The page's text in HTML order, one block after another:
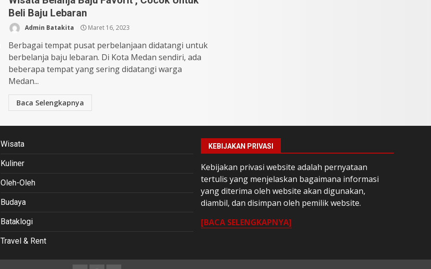
Beli Baju Lebaran
Admin Batakita Maret 16, 2023
Berbagai tempat pusat perbelanjaan didatangi untuk
berbelanja baju lebaran. Di Kota Medan sendiri, ada
beberapa tempat yang sering didatangi warga
Medan...
Baca Selengkapnya
Wisata
Kuliner
Oleh-Oleh
Budaya
Bataklogi
Travel & Rent
KEBIJAKAN PRIVASI
Kebijakan privasi website adalah pernyataan
tertulis yang menjelaskan bagaimana informasi
yang diterima oleh website akan digunakan,
diambil, dan disimpan oleh pemilik website.
[BACA SELENGKAPNYA]